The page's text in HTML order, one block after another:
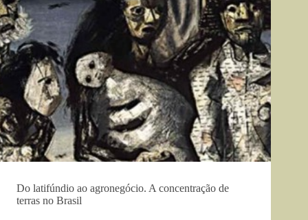
Do latifúndio ao agronegócio. A concentração de
terras no Brasil